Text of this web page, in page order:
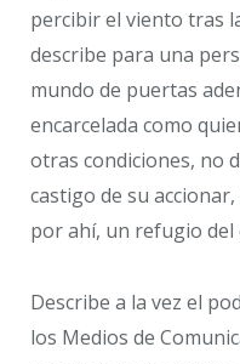
percibir el viento tras
describe para una
mundo de puertas
encarcelada como
otras condiciones, no
castigo de su
por ahí, un refugio
Describe a la vez el
los Medios de